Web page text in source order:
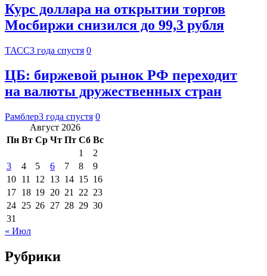
Курс доллара на открытии торгов
Мосбиржи снизился до 99,3 рубля
ТАСС3 года спустя 0
ЦБ: биржевой рынок РФ переходит
на валюты дружественных стран
Рамблер3 года спустя 0
Август 2026
Пн Вт Ср Чт Пт Сб Вс
1
2
3
4 5 6 7 8
9
10 11 12 13 14 15 16
17 18 19 20 21 22 23
24 25 26 27 28 29 30
31
« Июл
Рубрики